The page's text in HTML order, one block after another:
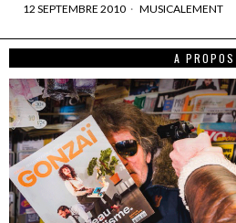
12 SEPTEMBRE 2010 MUSICALEMENT
A PROPOS